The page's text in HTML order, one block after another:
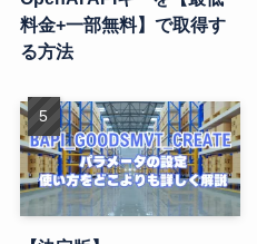
料金+一部無料】で取得す
る方法